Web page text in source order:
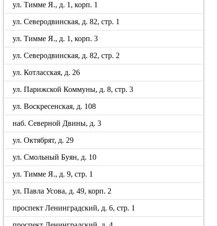
ул. Тимме Я., д. 1, корп. 1
ул. Северодвинская, д. 82, стр. 1
ул. Тимме Я., д. 1, корп. 3
ул. Северодвинская, д. 82, стр. 2
ул. Котласская, д. 26
ул. Парижской Коммуны, д. 8, стр. 3
ул. Воскресенская, д. 108
наб. Северной Двины, д. 3
ул. Октябрят, д. 29
ул. Смольный Буян, д. 10
ул. Тимме Я., д. 9, стр. 1
ул. Павла Усова, д. 49, корп. 2
проспект Ленинградский, д. 6, стр. 1